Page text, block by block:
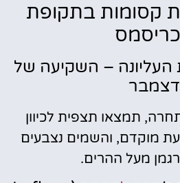
קסומות בתקופת
– השקיעה של
דצמבר
תמצאו תצפית לכיוון
מוקדם, והשמים נצבעים
מעל ההרים.